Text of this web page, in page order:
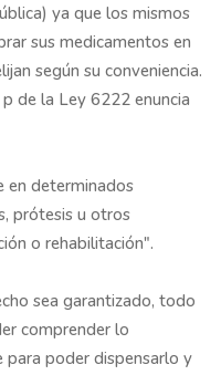
ya que los mismos
sus medicamentos en
según su conveniencia.
de la Ley 6222 enuncia
en determinados
prótesis u otros
o rehabilitación".
sea garantizado, todo
comprender lo
poder dispensarlo y